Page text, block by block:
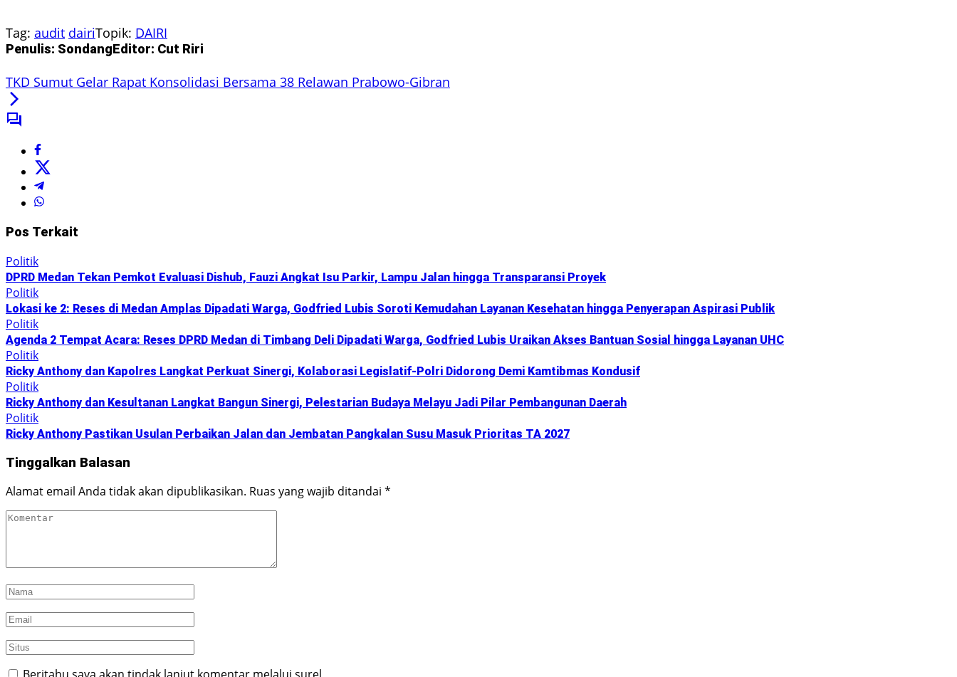
Tag: audit dairiTopik: DAIRI
Penulis: SondangEditor: Cut Riri
TKD Sumut Gelar Rapat Konsolidasi Bersama 38 Relawan Prabowo-Gibran
Pos Terkait
Politik
DPRD Medan Tekan Pemkot Evaluasi Dishub, Fauzi Angkat Isu Parkir, Lampu Jalan hingga Transparansi Proyek
Politik
Lokasi ke 2: Reses di Medan Amplas Dipadati Warga, Godfried Lubis Soroti Kemudahan Layanan Kesehatan hingga Penyerapan Aspirasi Publik
Politik
Agenda 2 Tempat Acara: Reses DPRD Medan di Timbang Deli Dipadati Warga, Godfried Lubis Uraikan Akses Bantuan Sosial hingga Layanan UHC
Politik
Ricky Anthony dan Kapolres Langkat Perkuat Sinergi, Kolaborasi Legislatif-Polri Didorong Demi Kamtibmas Kondusif
Politik
Ricky Anthony dan Kesultanan Langkat Bangun Sinergi, Pelestarian Budaya Melayu Jadi Pilar Pembangunan Daerah
Politik
Ricky Anthony Pastikan Usulan Perbaikan Jalan dan Jembatan Pangkalan Susu Masuk Prioritas TA 2027
Tinggalkan Balasan
Alamat email Anda tidak akan dipublikasikan. Ruas yang wajib ditandai *